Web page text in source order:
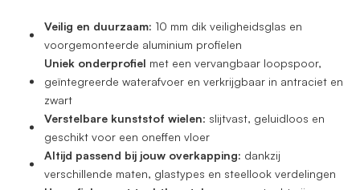
Veilig en duurzaam: 10 mm dik veiligheidsglas en
voorgemonteerde aluminium profielen
Uniek onderprofiel met een vervangbaar loopspoor,
geïntegreerde waterafvoer en verkrijgbaar in antraciet en
zwart
Verstelbare kunststof wielen: slijtvast, geluidloos en
geschikt voor een oneffen vloer
Altijd passend bij jouw overkapping: dankzij
verschillende maten, glastypes en steellook verdelingen